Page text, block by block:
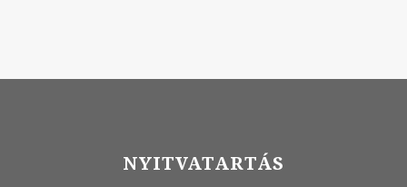
NYITVATARTÁS